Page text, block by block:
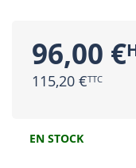
96,00 €
115,20 €
EN STOCK